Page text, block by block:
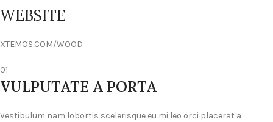
WEBSITE
XTEMOS.COM/WOOD
01.
VULPUTATE A PORTA
Vestibulum nam lobortis scelerisque eu mi leo orci placerat a